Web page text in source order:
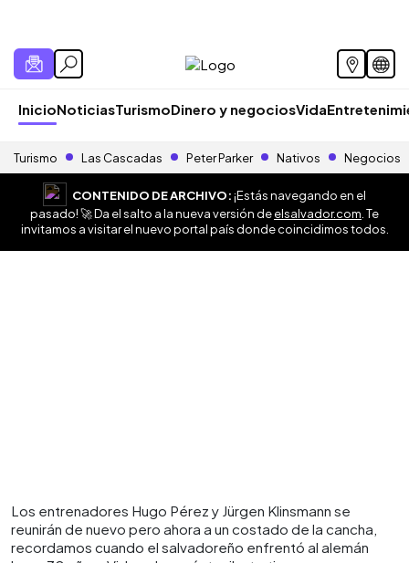
InicioNoticiasTurismoDinero y negociosVida
Turismo Las Cascadas Peter Parker Nativos Negocios
CONTENIDO DE ARCHIVO:¡Estás navegando en el
pasado! 🚀 Da el salto a la nueva versión deelsalvador.com . Te
invitamos a visitar el nuevo portal país donde coincidimos todos.
Los entrenadores Hugo Pérez y Jürgen Klinsmann se
reunirán de nuevo pero ahora a un costado de la cancha,
recordamos cuando el salvadoreño enfrentó al alemán